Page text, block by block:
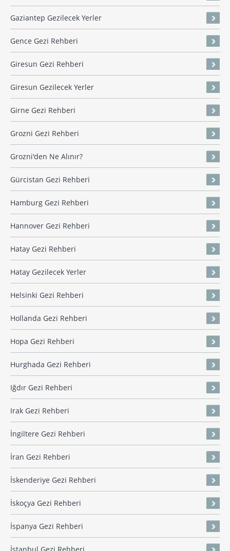
Gaziantep Gezilecek Yerler
Gence Gezi Rehberi
Giresun Gezi Rehberi
Giresun Gezilecek Yerler
Girne Gezi Rehberi
Grozni Gezi Rehberi
Grozni'den Ne Alınır?
Gürcistan Gezi Rehberi
Hamburg Gezi Rehberi
Hannover Gezi Rehberi
Hatay Gezi Rehberi
Hatay Gezilecek Yerler
Helsinki Gezi Rehberi
Hollanda Gezi Rehberi
Hopa Gezi Rehberi
Hurghada Gezi Rehberi
Iğdır Gezi Rehberi
Irak Gezi Rehberi
İngiltere Gezi Rehberi
İran Gezi Rehberi
İskenderiye Gezi Rehberi
İskoçya Gezi Rehberi
İspanya Gezi Rehberi